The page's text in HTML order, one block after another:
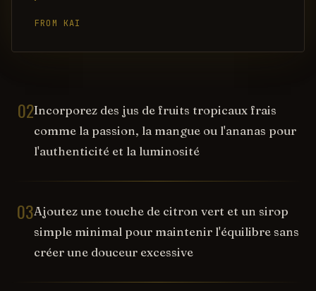
FROM KAI
02Incorporez des jus de fruits tropicaux frais
comme la passion, la mangue ou l'ananas pour
l'authenticité et la luminosité
03Ajoutez une touche de citron vert et un sirop
simple minimal pour maintenir l'équilibre sans
créer une douceur excessive